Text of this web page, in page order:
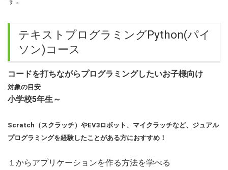
テキストプログラミングPython(パイ
ソン)コース
コードを打ちながらプログラミングしたいお子様向け
対象の目安
小学校5年生～
Scratch（スクラッチ）やEV3ロボット、マイクラッチなど、ジュアル
プログラミングを経験したことがある方におすすめ！
１からアプリケーションを作る方法を学べる